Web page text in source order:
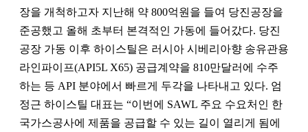
장을 개척하고자 지난해 약 800억원을 들여 당진공장을
준공했고 올해 초부터 본격적인 가동에 들어갔다. 당진
공장 가동 이후 하이스틸은 러시아 시베리아향 송유관용
라인파이프(API5L X65) 공급계약을 810만달러에 수주
하는 등 API 분야에서 빠르게 두각을 나타내고 있다. 엄
정근 하이스틸 대표는 “이번에 SAWL 주요 수요처인 한
국가스공사에 제품을 공급할 수 있는 길이 열리게 됨에